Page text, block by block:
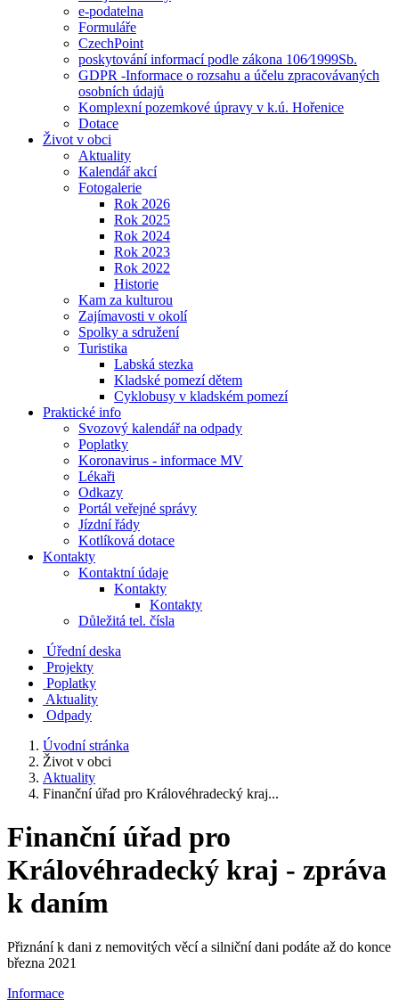
e-podatelna
Formuláře
CzechPoint
poskytování informací podle zákona 106⁄1999Sb.
GDPR -Informace o rozsahu a účelu zpracovávaných
osobních údajů
Komplexní pozemkové úpravy v k.ú. Hořenice
Dotace
Život v obci
Aktuality
Kalendář akcí
Fotogalerie
Rok 2026
Rok 2025
Rok 2024
Rok 2023
Rok 2022
Historie
Kam za kulturou
Zajímavosti v okolí
Spolky a sdružení
Turistika
Labská stezka
Kladské pomezí dětem
Cyklobusy v kladském pomezí
Praktické info
Svozový kalendář na odpady
Poplatky
Koronavirus - informace MV
Lékaři
Odkazy
Portál veřejné správy
Jízdní řády
Kotlíková dotace
Kontakty
Kontaktní údaje
Kontakty
Kontakty
Důležitá tel. čísla
Úřední deska
Projekty
Poplatky
Aktuality
Odpady
Úvodní stránka
Život v obci
Aktuality
Finanční úřad pro Královéhradecký kraj...
Finanční úřad pro
Královéhradecký kraj - zpráva
k daním
Přiznání k dani z nemovitých věcí a silniční dani podáte až do konce
března 2021
Informace